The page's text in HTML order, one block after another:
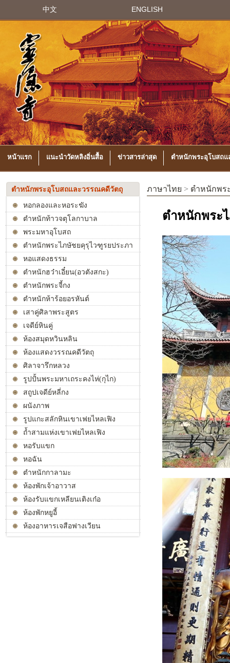
中文 ENGLISH
หน้าแรก แนะนำวัดหลิงอิ่นสื้อ ข่าวสารล่าสุด ตำหนักพระอุโบสถ
ตำหนักพระอุโบสถและวรรณคดีวัตถุ
หอกลองและหอระฆัง
ตำหนักท้าวจตุโลกาบาล
พระมหาอุโบสถ
ตำหนักพระไภษัชยคุรุไวฑูรยประภา
ตถาคตหอแสดงธรรม
ตำหนักฮว๋าเอี๋ยน(อวตังสกะ)
ตำหนักพระจี้กง
ตำหนักห้าร้อยอรหันต์
เสาคู่ศิลาพระสูตร
เจดีย์หินคู่
ห้องสมุดหวินหลิน
ห้องแสดงวรรณคดีวัตถุ
ศิลาจารึกหลวง
รูปปั้นพระมหาเถระคงไห่(กุไก)
สถูปเจดีย์หลี่กง
ผนังภาพ
รูปแกะสลักหินเขาเฟยไหลเฟิง
ถ้ำสามแห่งเขาเฟยไหลเฟิง
หอรับแขก
หอฉัน
ตำหนักกาลามะ
ห้องพักเจ้าอาวาส
ห้องรับแขกเหลียนเติงเก๋อ
ห้องพักหยูอี้
ห้องอาหารเจสือฟางเวียน
ภาษาไทย > ตำหนักพร
ตำหนักพระ